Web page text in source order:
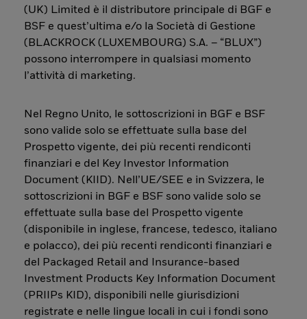
(UK) Limited è il distributore principale di BGF e
BSF e quest’ultima e/o la Società di Gestione
(BLACKROCK (LUXEMBOURG) S.A. – “BLUX”)
possono interrompere in qualsiasi momento
l’attività di marketing.
Nel Regno Unito, le sottoscrizioni in BGF e BSF
sono valide solo se effettuate sulla base del
Prospetto vigente, dei più recenti rendiconti
finanziari e del Key Investor Information
Document (KIID). Nell’UE/SEE e in Svizzera, le
sottoscrizioni in BGF e BSF sono valide solo se
effettuate sulla base del Prospetto vigente
(disponibile in inglese, francese, tedesco, italiano
e polacco), dei più recenti rendiconti finanziari e
del Packaged Retail and Insurance-based
Investment Products Key Information Document
(PRIIPs KID), disponibili nelle giurisdizioni
registrate e nelle lingue locali in cui i fondi sono